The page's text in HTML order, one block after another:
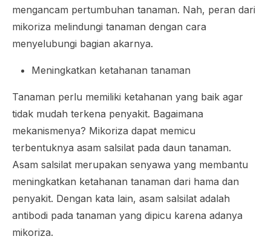
mengancam pertumbuhan tanaman. Nah, peran dari
mikoriza melindungi tanaman dengan cara
menyelubungi bagian akarnya.
Meningkatkan ketahanan tanaman
Tanaman perlu memiliki ketahanan yang baik agar
tidak mudah terkena penyakit. Bagaimana
mekanismenya? Mikoriza dapat memicu
terbentuknya asam salsilat pada daun tanaman.
Asam salsilat merupakan senyawa yang membantu
meningkatkan ketahanan tanaman dari hama dan
penyakit. Dengan kata lain, asam salsilat adalah
antibodi pada tanaman yang dipicu karena adanya
mikoriza.